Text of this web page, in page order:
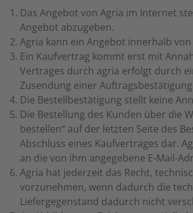
Das Angebot von Agria im Internet
Angebot abzugeben.
Agria kann ein Angebot innerhalb von
Ein Kaufvertrag kommt erst mit
Vertrages durch agria erfolgt durch
Zusendung einer
Die Bestellbestätigung stellt keine
Die Bestellung des Kunden über die
bestellen“ auf der letzten Seite des
Abschluss eines Kaufvertrages dar.
an die von ihm angegebene E-Mail-
Agria hat jederzeit das Recht,
vorzunehmen, wenn dadurch die
Liefergegenstand dadurch nicht